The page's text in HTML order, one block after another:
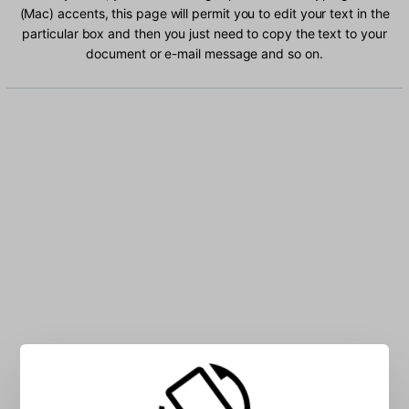
(Mac) accents, this page will permit you to edit your text in the
particular box and then you just need to copy the text to your
document or e-mail message and so on.
Type Russian (Mac) characters into the box: